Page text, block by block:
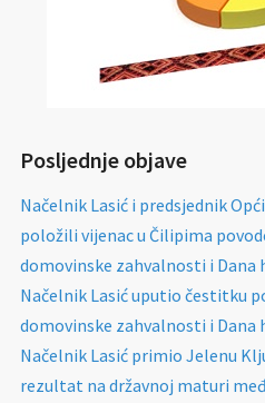
Posljednje objave
Načelnik Lasić i predsjednik
položili vijenac u Čilipima
domovinske zahvalnosti i
Načelnik Lasić uputio čestitku
domovinske zahvalnosti i
Načelnik Lasić primio Jelenu
rezultat na državnoj maturi